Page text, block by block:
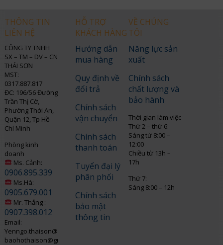
THÔNG TIN
LIÊN HỆ
CÔNG TY TNHH
SX – TM – DV – CN
THÁI SƠN
MST:
0317.887.817
ĐC: 196/56 Đường
Trần Thị Cờ,
Phường Thới An,
Quận 12, Tp Hồ
Chí Minh
Phòng kinh
doanh
Ms. Cảnh:
0906.895.339
Ms.Hà:
0905.679.001
Mr. Thắng :
0907.398.012
Email:
Yenngo.thaison@gmail.com
baohothaison@gmail.com
HỖ TRỢ
KHÁCH HÀNG
Hướng dẫn
mua hàng
Quy định về
đổi trả
Chính sách
vận chuyển
Chính sách
thanh toán
Tuyển đại lý
phân phối
Chính sách
bảo mật
thông tin
VỀ CHÚNG
TÔI
Năng lực sản
xuất
Chính sách
chất lượng và
bảo hành
Thời gian làm việc
Thứ 2 – thứ 6:
Sáng từ 8:00 –
12:00
Chiều từ 13h –
17h
Thứ 7:
Sáng 8:00 – 12h